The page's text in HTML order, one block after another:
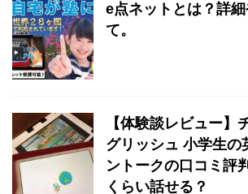
e点ネットとは？詳
て。
【体験談レビュー】
グリッシュ 小学生の
ントークの口コミ評
くらい話せる？